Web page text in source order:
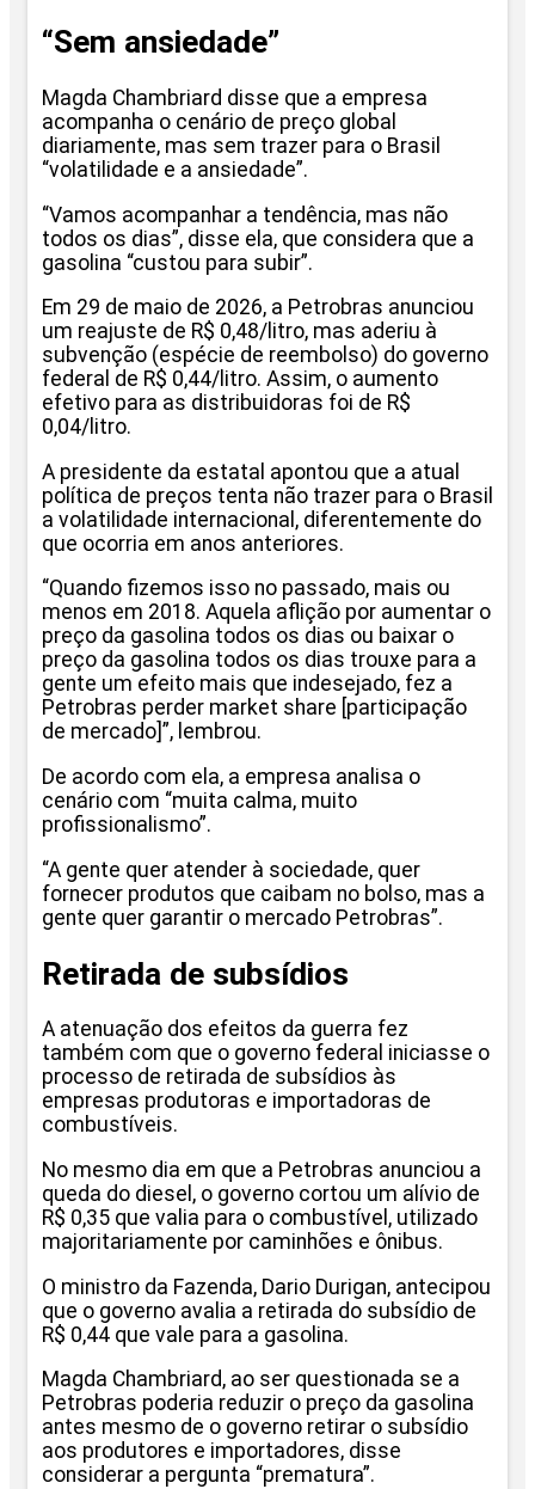
“Sem ansiedade”
Magda Chambriard disse que a empresa
acompanha o cenário de preço global
diariamente, mas sem trazer para o Brasil
“volatilidade e a ansiedade”.
“Vamos acompanhar a tendência, mas não
todos os dias”, disse ela, que considera que a
gasolina “custou para subir”.
Em 29 de maio de 2026, a Petrobras anunciou
um reajuste de R$ 0,48/litro, mas aderiu à
subvenção (espécie de reembolso) do governo
federal de R$ 0,44/litro. Assim, o aumento
efetivo para as distribuidoras foi de R$
0,04/litro.
A presidente da estatal apontou que a atual
política de preços tenta não trazer para o Brasil
a volatilidade internacional, diferentemente do
que ocorria em anos anteriores.
“Quando fizemos isso no passado, mais ou
menos em 2018. Aquela aflição por aumentar o
preço da gasolina todos os dias ou baixar o
preço da gasolina todos os dias trouxe para a
gente um efeito mais que indesejado, fez a
Petrobras perder market share [participação
de mercado]”, lembrou.
De acordo com ela, a empresa analisa o
cenário com “muita calma, muito
profissionalismo”.
“A gente quer atender à sociedade, quer
fornecer produtos que caibam no bolso, mas a
gente quer garantir o mercado Petrobras”.
Retirada de subsídios
A atenuação dos efeitos da guerra fez
também com que o governo federal iniciasse o
processo de retirada de subsídios às
empresas produtoras e importadoras de
combustíveis.
No mesmo dia em que a Petrobras anunciou a
queda do diesel, o governo cortou um alívio de
R$ 0,35 que valia para o combustível, utilizado
majoritariamente por caminhões e ônibus.
O ministro da Fazenda, Dario Durigan, antecipou
que o governo avalia a retirada do subsídio de
R$ 0,44 que vale para a gasolina.
Magda Chambriard, ao ser questionada se a
Petrobras poderia reduzir o preço da gasolina
antes mesmo de o governo retirar o subsídio
aos produtores e importadores, disse
considerar a pergunta “prematura”.